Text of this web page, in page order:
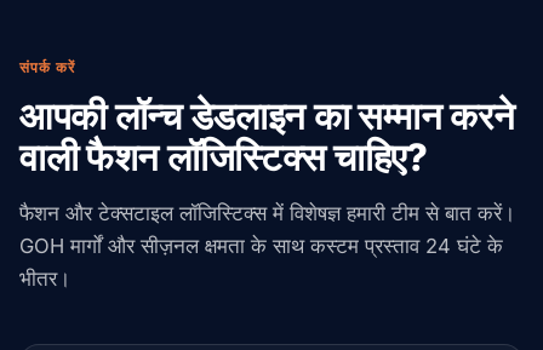
संपर्क करें
आपकी लॉन्च डेडलाइन का सम्मान करने
वाली फैशन लॉजिस्टिक्स चाहिए?
फैशन और टेक्सटाइल लॉजिस्टिक्स में विशेषज्ञ हमारी टीम से बात करें।
GOH मार्गों और सीज़नल क्षमता के साथ कस्टम प्रस्ताव 24 घंटे के
भीतर।